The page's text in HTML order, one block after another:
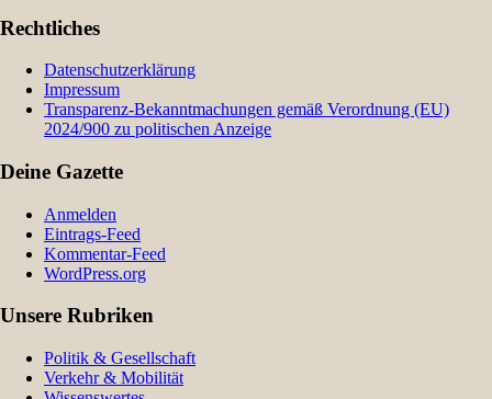
Rechtliches
Datenschutzerklärung
Impressum
Transparenz-Bekanntmachungen gemäß Verordnung (EU)
2024/900 zu politischen Anzeige
Deine Gazette
Anmelden
Eintrags-Feed
Kommentar-Feed
WordPress.org
Unsere Rubriken
Politik & Gesellschaft
Verkehr & Mobilität